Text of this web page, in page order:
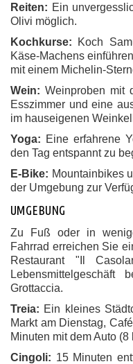
Reiten: Ein
Olivi möglich.
Kochkurse: Koch
Käse-Machens
mit einem Michelin-
Wein: Weinproben mit
Esszimmer und eine
im hauseigenen
Yoga: Eine erfahrene
den Tag entspannt zu
E-Bike: Mountainbikes
der Umgebung zur
UMGEBUNG
Zu Fuß oder in
Fahrrad erreichen Sie
Restaurant "Il
Grottaccia.
Treia: Ein kleines
Markt am Dienstag,
Minuten mit dem Auto (8
Cingoli: 15 Minuten